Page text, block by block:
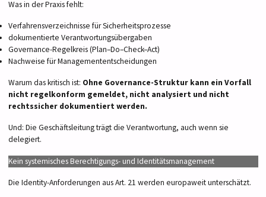
Was in der Praxis fehlt:
Verfahrensverzeichnisse für Sicherheitsprozesse
dokumentierte Verantwortungsübergaben
Governance-Regelkreis (Plan–Do–Check–Act)
Nachweise für Managemententscheidungen
Warum das kritisch ist: Ohne Governance-Struktur kann ein Vorfall
nicht regelkonform gemeldet, nicht analysiert und nicht
rechtssicher dokumentiert werden.
Und: Die Geschäftsleitung trägt die Verantwortung, auch wenn sie
delegiert.
Kein systemisches Berechtigungs- und Identitätsmanagement
Die Identity-Anforderungen aus Art. 21 werden europaweit unterschätzt.